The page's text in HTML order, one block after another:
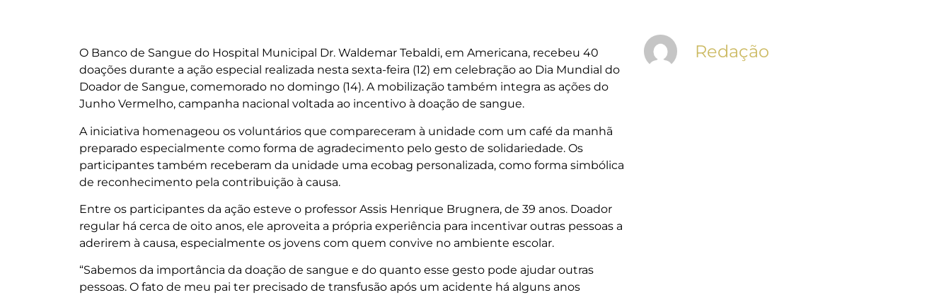
O Banco de Sangue do Hospital Municipal Dr. Waldemar Tebaldi, em Americana, recebeu 40
doações durante a ação especial realizada nesta sexta-feira (12) em celebração ao Dia Mundial do
Doador de Sangue, comemorado no domingo (14). A mobilização também integra as ações do
Junho Vermelho, campanha nacional voltada ao incentivo à doação de sangue.
A iniciativa homenageou os voluntários que compareceram à unidade com um café da manhã
preparado especialmente como forma de agradecimento pelo gesto de solidariedade. Os
participantes também receberam da unidade uma ecobag personalizada, como forma simbólica
de reconhecimento pela contribuição à causa.
Entre os participantes da ação esteve o professor Assis Henrique Brugnera, de 39 anos. Doador
regular há cerca de oito anos, ele aproveita a própria experiência para incentivar outras pessoas a
aderirem à causa, especialmente os jovens com quem convive no ambiente escolar.
“Sabemos da importância da doação de sangue e do quanto esse gesto pode ajudar outras
pessoas. O fato de meu pai ter precisado de transfusão após um acidente há alguns anos
Redação